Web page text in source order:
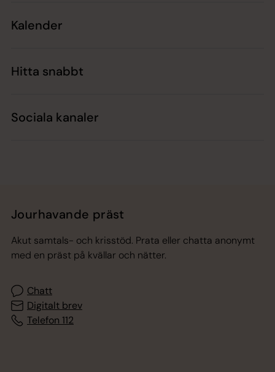
Kalender
Hitta snabbt
Sociala kanaler
Jourhavande präst
Akut samtals- och krisstöd. Prata eller chatta anonymt
med en präst på kvällar och nätter.
Chatt
Digitalt brev
Telefon 112